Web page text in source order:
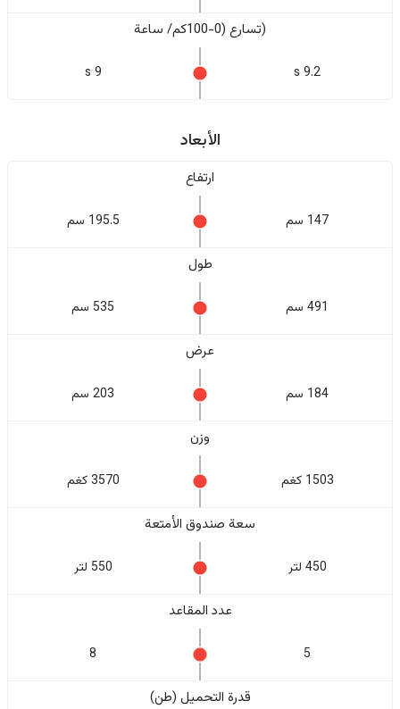
(تسارع (0-100كم/ ساعة
9.2 s
9 s
الأبعاد
ارتفاع
147 سم 195.5 سم
طول
491 سم 535 سم
عرض
184 سم 203 سم
وزن
1503 كغم 3570 كغم
سعة صندوق الأمتعة
450 لتر 550 لتر
عدد المقاعد
5
8
قدرة التحميل (طن)